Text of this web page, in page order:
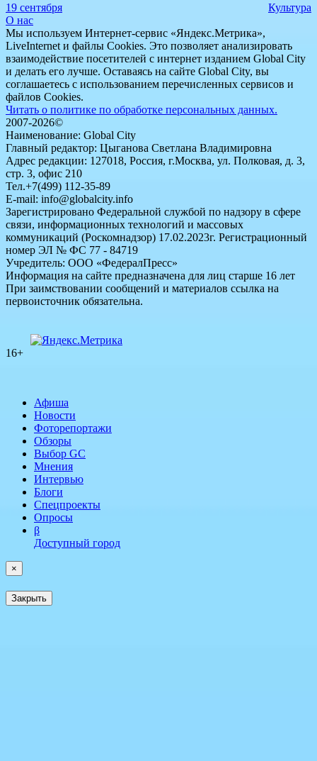
19 сентября
Культура
О нас
Мы используем Интернет-сервис «Яндекс.Метрика»,
LiveInternet и файлы Cookies. Это позволяет анализировать
взаимодействие посетителей с интернет изданием Global City
и делать его лучше. Оставаясь на сайте Global City, вы
соглашаетесь с использованием перечисленных сервисов и
файлов Cookies.
Читать о политике по обработке персональных данных.
2007-2026©
Наименование: Global City
Главный редактор: Цыганова Светлана Владимировна
Адрес редакции: 127018, Россия, г.Москва, ул. Полковая, д. 3,
стр. 3, офис 210
Тел.+7(499) 112-35-89
E-mail: info@globalcity.info
Зарегистрировано Федеральной службой по надзору в сфере
связи, информационных технологий и массовых
коммуникаций (Роскомнадзор) 17.02.2023г. Регистрационный
номер ЭЛ № ФС 77 - 84719
Учредитель: ООО «ФедералПресс»
Информация на сайте предназначена для лиц старше 16 лет
При заимствовании сообщений и материалов ссылка на
первоисточник обязательна.
16+
Афиша
Новости
Фоторепортажи
Обзоры
Выбор GC
Мнения
Интервью
Блоги
Спецпроекты
Опросы
β
Доступный город
×
Закрыть